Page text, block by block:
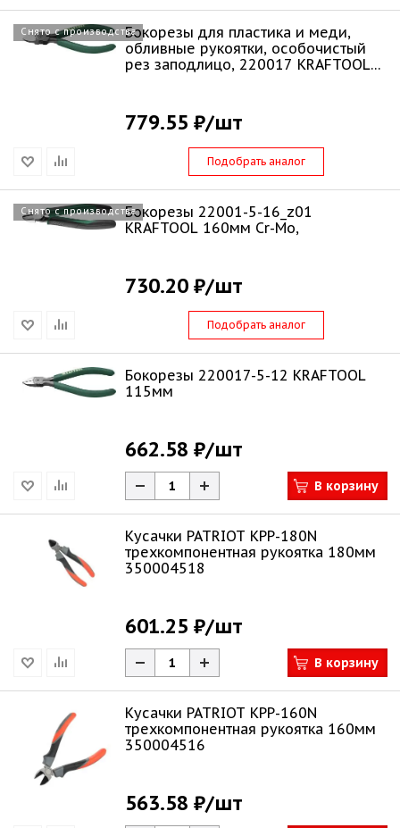
Снято с производстваБокорезы для пластика и меди,
обливные рукоятки, особочистый
рез заподлицо, 220017 KRAFTOOL
779.55 ₽/шт
Подобрать аналог
Снято с производстваБокорезы 22001-5-16_z01
KRAFTOOL 160мм Cr-Mo,
730.20 ₽/шт
Подобрать аналог
Бокорезы 220017-5-12 KRAFTOOL
115мм
662.58 ₽/шт
В корзину
Кусачки PATRIOT KPP-180N
трехкомпонентная рукоятка 180мм
350004518
601.25 ₽/шт
В корзину
Кусачки PATRIOT KPP-160N
трехкомпонентная рукоятка 160мм
350004516
563.58 ₽/шт